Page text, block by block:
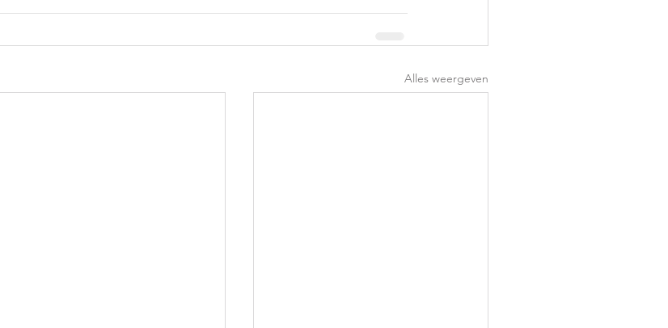
Alles weergeven